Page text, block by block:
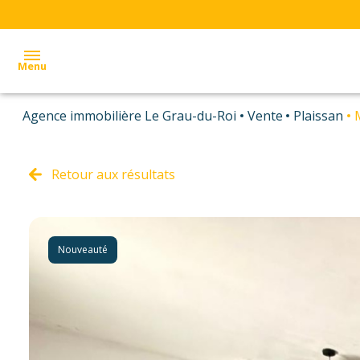
Menu
accueil
ventes
appartements
maisons
professionnel
appartements
maisons
professionnel
Agence immobilière Le Grau-du-Roi Vente Plaissan
Retour aux résultats
Nouveauté